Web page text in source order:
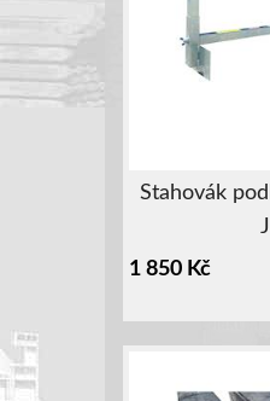
Stahovák
1 850 Kč